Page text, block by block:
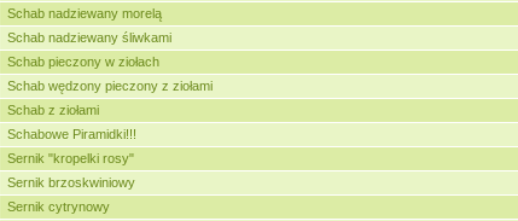
Schab nadziewany morelą
Schab nadziewany śliwkami
Schab pieczony w ziołach
Schab wędzony pieczony z ziołami
Schab z ziołami
Schabowe Piramidki!!!
Sernik "kropelki rosy"
Sernik brzoskwiniowy
Sernik cytrynowy